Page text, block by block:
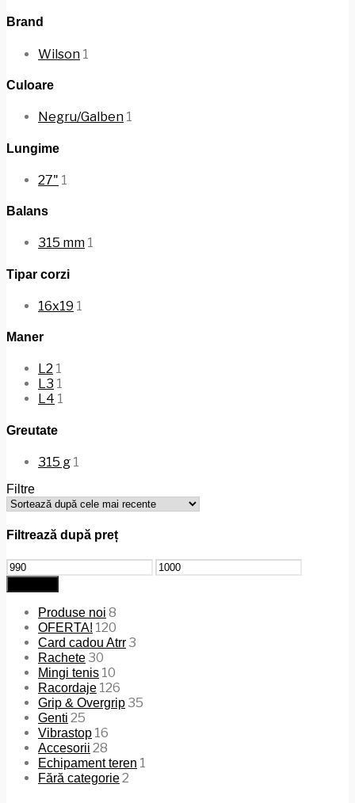
Brand
Wilson 1
Culoare
Negru/Galben 1
Lungime
27" 1
Balans
315 mm 1
Tipar corzi
16x19 1
Maner
L2 1
L3 1
L4 1
Greutate
315 g 1
Filtre
Filtrează după preț
Preț
minim
Preț
maxim
Produse noi 8
OFERTA! 120
Card cadou Atrr3
Rachete30
Mingi tenis 10
Racordaje 126
Grip & Overgrip35
Genti 25
Vibrastop 16
Accesorii 28
Echipament teren 1
Fără categorie2